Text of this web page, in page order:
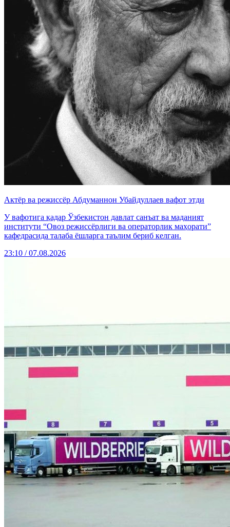
Актёр ва режиссёр Абдуманнон Убайдуллаев вафот этди
У вафотига қадар Ўзбекистон давлат санъат ва маданият
институти “Овоз режиссёрлиги ва операторлик маҳорати”
кафедрасида талаба ёшларга таълим бериб келган.
23:10 / 07.08.2026